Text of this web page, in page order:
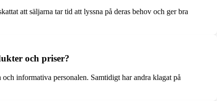
att säljarna tar tid att lyssna på deras behov och ger bra
och priser?
informativa personalen. Samtidigt har andra klagat på